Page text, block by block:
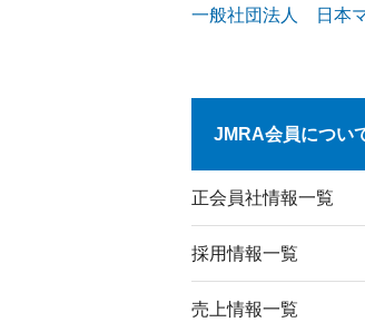
一般社団法人 日本
JMRA会員につい
正会員社情報一覧
採用情報一覧
売上情報一覧